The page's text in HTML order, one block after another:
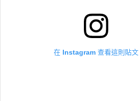
在 Instagram 查看這則貼文